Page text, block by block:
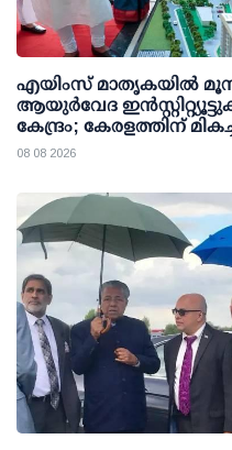
എയിംസ് മാതൃകയില്‍
ആയുര്‍വേദ
കേന്ദ്രം; കേരളത്തിന്
08 08 2026